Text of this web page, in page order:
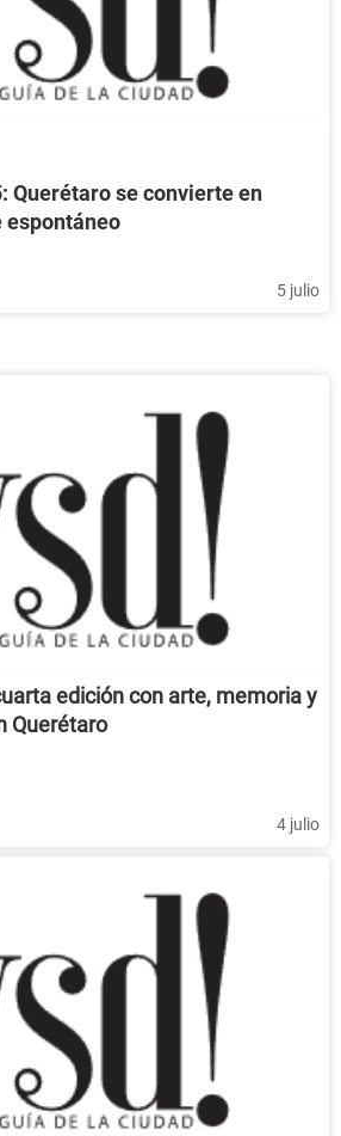
Querétaro se convierte en
espontáneo
5 julio
edición con arte, memoria y
Querétaro
4 julio